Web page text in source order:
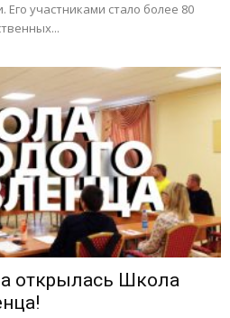
участниками стало более 80
открылась Школа